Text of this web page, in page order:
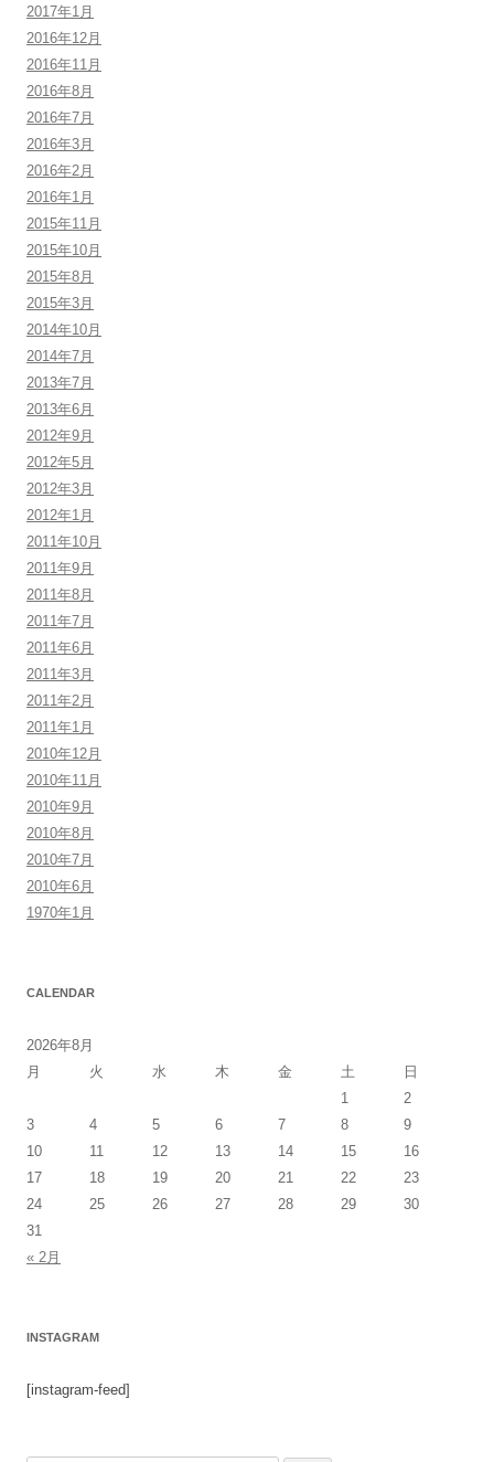
2017年1月
2016年12月
2016年11月
2016年8月
2016年7月
2016年3月
2016年2月
2016年1月
2015年11月
2015年10月
2015年8月
2015年3月
2014年10月
2014年7月
2013年7月
2013年6月
2012年9月
2012年5月
2012年3月
2012年1月
2011年10月
2011年9月
2011年8月
2011年7月
2011年6月
2011年3月
2011年2月
2011年1月
2010年12月
2010年11月
2010年9月
2010年8月
2010年7月
2010年6月
1970年1月
CALENDAR
2026年8月
月
火 水 木 金 土
日
1
2
3
4 5 6 7 8
9
10
11 12 13 14 15
16
17
18 19 20 21 22
23
24
25 26 27 28 29
30
31
« 2月
INSTAGRAM
[instagram-feed]